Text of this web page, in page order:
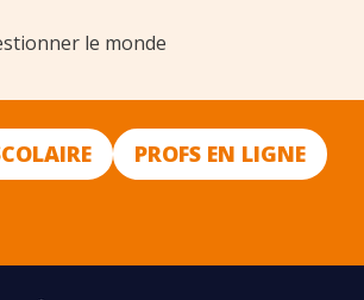
le monde
PROFS EN LIGNE